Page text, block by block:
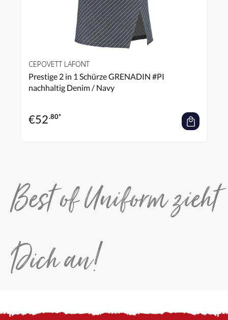
CEPOVETT LAFONT
Prestige 2 in 1 Schürze GRENADIN #PI
nachhaltig Denim / Navy
€52.80*
Best of Uniform zieht
Dich an!